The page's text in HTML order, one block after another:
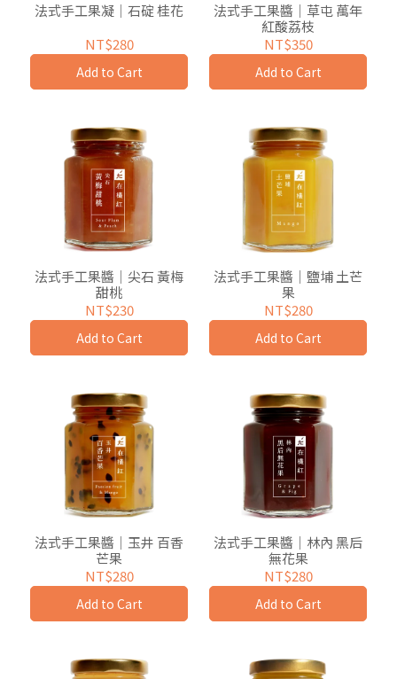
法式手工果凝｜石碇 桂花
NT$280
Add to Cart
法式手工果醬｜草屯 萬年
紅酸荔枝
NT$350
Add to Cart
法式手工果醬｜尖石 黃梅
甜桃
NT$230
Add to Cart
法式手工果醬｜鹽埔 土芒
果
NT$280
Add to Cart
法式手工果醬｜玉井 百香
芒果
NT$280
Add to Cart
法式手工果醬｜林內 黑后
無花果
NT$280
Add to Cart